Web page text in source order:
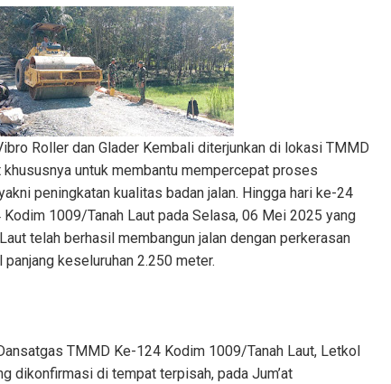
Roller dan Glader Kembali diterjunkan di lokasi TMMD
untuk membantu mempercepat proses
peningkatan kualitas badan jalan. Hingga hari ke-24
1009/Tanah Laut pada Selasa, 06 Mei 2025 yang
telah berhasil membangun jalan dengan perkerasan
keseluruhan 2.250 meter.
TMMD Ke-124 Kodim 1009/Tanah Laut, Letkol
dikonfirmasi di tempat terpisah, pada Jum’at